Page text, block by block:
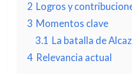
2 Logros y
3 Momentos clave
3.1 La batalla de
4 Relevancia actual